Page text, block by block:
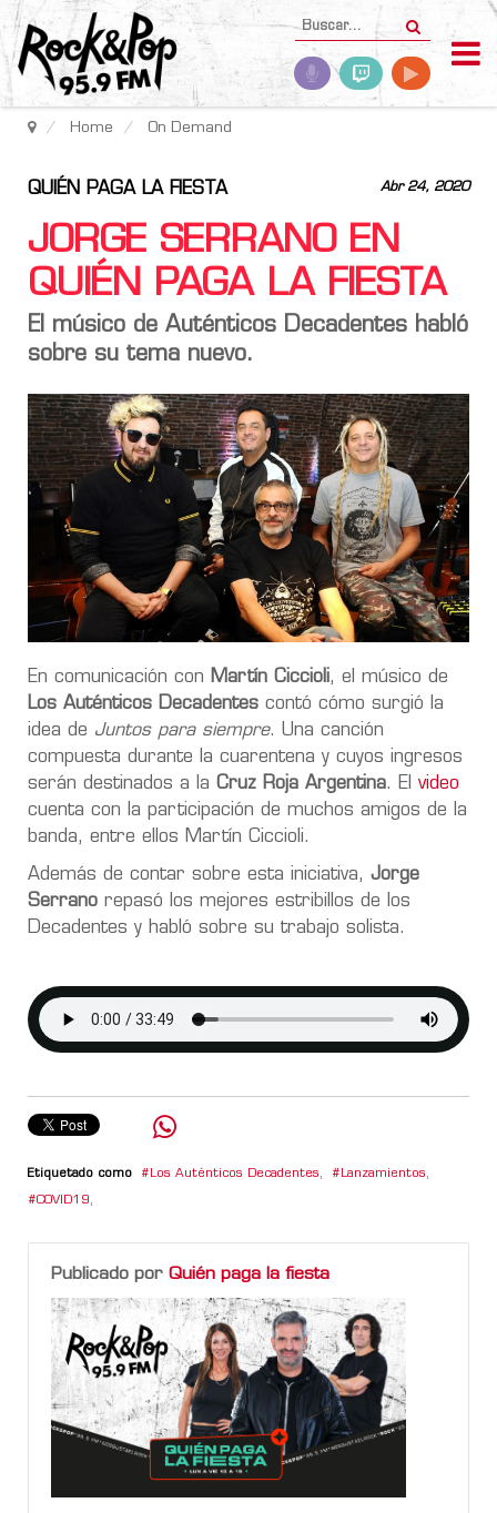
Home On Demand
Abr 24, 2020
QUIÉN PAGA LA FIESTA
JORGE SERRANO EN
QUIÉN PAGA LA FIESTA
El músico de Auténticos Decadentes habló
sobre su tema nuevo.
En comunicación con Martín Ciccioli, el músico de
Los Auténticos Decadentes contó cómo surgió la
idea de Juntos para siempre. Una canción
compuesta durante la cuarentena y cuyos ingresos
serán destinados a la Cruz Roja Argentina. El video
cuenta con la participación de muchos amigos de la
banda, entre ellos Martín Ciccioli.
Además de contar sobre esta iniciativa, Jorge
Serrano repasó los mejores estribillos de los
Decadentes y habló sobre su trabajo solista.
Etiquetado como Los Auténticos Decadentes, Lanzamientos,
COVID19,
Publicado por Quién paga la fiesta